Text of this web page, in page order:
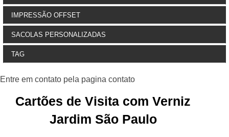
IMPRESSÃO OFFSET
SACOLAS PERSONALIZADAS
TAG
Cartões de Visita com Verniz
Jardim São Paulo